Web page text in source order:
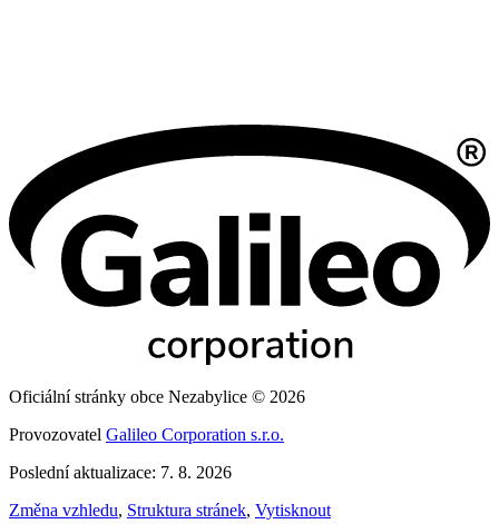
Oficiální stránky obce Nezabylice © 2026
Provozovatel Galileo Corporation s.r.o.
Poslední aktualizace: 7. 8. 2026
Změna vzhledu, Struktura stránek, Vytisknout